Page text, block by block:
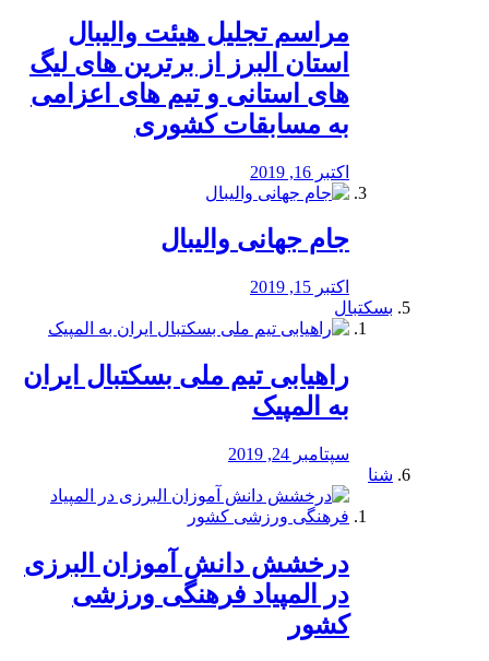
مراسم تجلیل هیئت والیبال
استان البرز از برترین های لیگ
های استانی و تیم های اعزامی
به مسابقات کشوری
اکتبر 16, 2019
جام جهانی والیبال
اکتبر 15, 2019
بسکتبال
راهیابی تیم ملی بسکتبال ایران
به المپیک
سپتامبر 24, 2019
شنا
درخشش دانش آموزان البرزی
در المپیاد فرهنگی ورزشی
کشور